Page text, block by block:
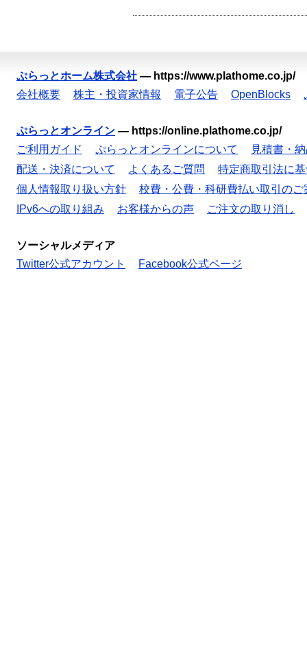
ぷらっとホーム株式会社 — https://www.plathome.co.jp/
会社概要
株主・投資家情報 電子公告 OpenBlocks
ぷらっとオンライン — https://online.plathome.co.jp/
ご利用ガイド
ぷらっとオンラインについて
見積書・
配送・決済について
よくあるご質問
特定商取引法に
個人情報取り扱い方針
校費・公費・科研費払い取引のご
IPv6への取り組み
お客様からの声 ご注文の取り消し
ソーシャルメディア
Twitter公式アカウント
Facebook公式ページ